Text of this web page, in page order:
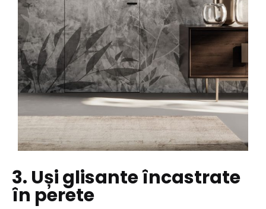
3. Uși glisante încastrate
în perete